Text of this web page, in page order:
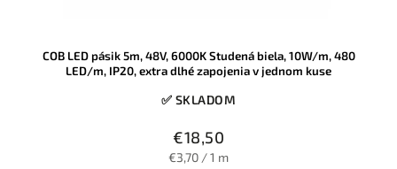
COB LED pásik 5m, 48V, 6000K Studená biela, 10W/m, 480
LED/m, IP20, extra dlhé zapojenia v jednom kuse
✅ SKLADOM
€18,50
€3,70 / 1 m